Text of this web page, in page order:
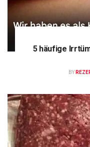
5 häufige
BY